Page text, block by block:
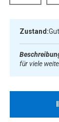
Zustand:Gut
für viele